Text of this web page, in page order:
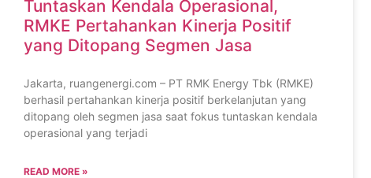
Tuntaskan Kendala Operasional,
RMKE Pertahankan Kinerja Positif
yang Ditopang Segmen Jasa
Jakarta, ruangenergi.com – PT RMK Energy Tbk (RMKE)
berhasil pertahankan kinerja positif berkelanjutan yang
ditopang oleh segmen jasa saat fokus tuntaskan kendala
operasional yang terjadi
READ MORE »